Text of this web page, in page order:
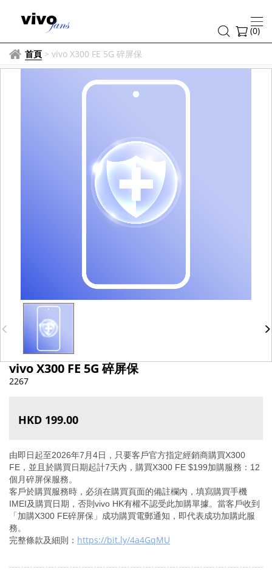
(0)
首頁 > vivo X300 FE 5G 碎屏保
vivo X300 FE 5G 碎屏保
2267
HKD 199.00
由即日起至2026年7 月4日，只要客戶官方指定經銷商購買X300
FE ，並且於購買日期起計7天內，購買X300 FE $199加購服務： 12
個月碎屏保服務。
客戶於購買服務時，必須在購買頁面的備註欄內，填寫購買手機
IMEI及購買日期，否則vivo HK有權不認受此加購單據。當客戶收到
「加購X300 FE碎屏保」成功購買電郵通知，即代表成功加購此服
務。
完整條款及細則： https://bit.ly/4a4GqMU